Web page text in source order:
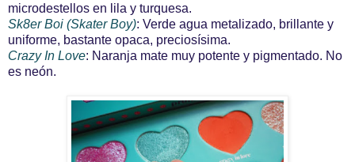
microdestellos en lila y turquesa.
Sk8er Boi (Skater Boy): Verde agua metalizado, brillante y
uniforme, bastante opaca, preciosísima.
Crazy In Love: Naranja mate muy potente y pigmentado. No
es neón.